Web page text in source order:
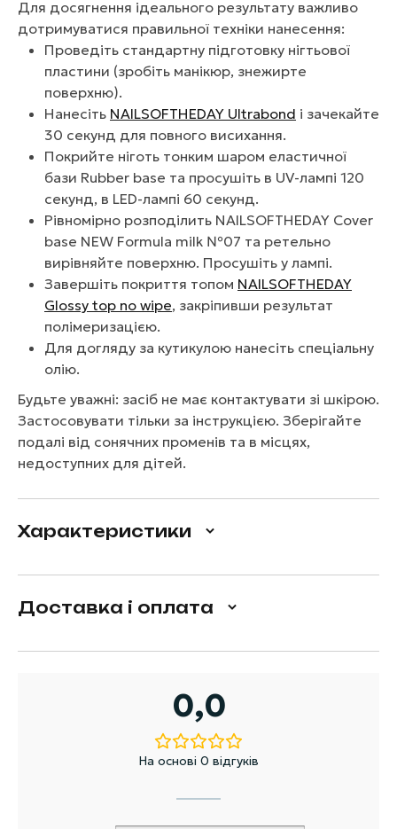
Для досягнення ідеального результату важливо
дотримуватися правильної техніки нанесення:
Проведіть стандартну підготовку нігтьової
пластини (зробіть манікюр, знежирте
поверхню).
Нанесіть NAILSOFTHEDAY Ultrabond і зачекайте
30 секунд для повного висихання.
Покрийте ніготь тонким шаром еластичної
бази Rubber base та просушіть в UV-лампі 120
секунд, в LED-лампі 60 секунд.
Рівномірно розподілить NAILSOFTHEDAY Cover
base NEW Formula milk №07 та ретельно
вирівняйте поверхню. Просушіть у лампі.
Завершіть покриття топом NAILSOFTHEDAY
Glossy top no wipe, закріпивши результат
полімеризацією.
Для догляду за кутикулою нанесіть спеціальну
олію.
Будьте уважні: засіб не має контактувати зі шкірою.
Застосовувати тільки за інструкцією. Зберігайте
подалі від сонячних променів та в місцях,
недоступних для дітей.
Характеристики
Доставка і оплата
0,0
На основі 0 відгуків